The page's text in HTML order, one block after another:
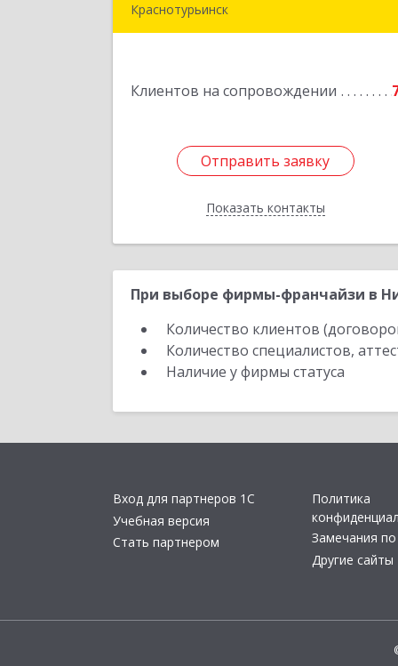
Краснотурьинск
Клиентов на сопровождении
Отправить заявку
Показать контакты
Отправить заявку
Назад
При выборе фирмы-франчайзи в
Количество клиентов
Количество специалистов,
Наличие у фирмы статуса
Вход для партнеров 1С
Учебная версия
Стать партнером
Политика
Замечания по
Другие сайты